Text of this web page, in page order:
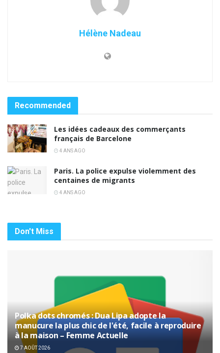
Hélène Nadeau
Recommended
Les idées cadeaux des commerçants
français de Barcelone
4 ANS AGO
Paris. La police expulse violemment des
centaines de migrants
4 ANS AGO
Don't Miss
Polka dots chromés : Dua Lipa adopte la
manucure la plus chic de l'été, facile à reproduire
à la maison – Femme Actuelle
7 AOÛT 2026